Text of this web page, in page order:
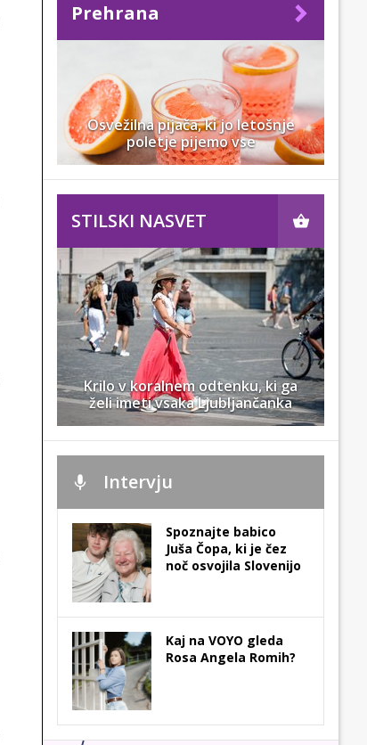
Prehrana
Osvežilna pijača, ki jo letošnje
poletje pijemo vse
STILSKI NASVET
Krilo v koralnem odtenku, ki ga
želi imeti vsaka Ljubljančanka
Intervju
Spoznajte babico
Juša Čopa, ki je čez
noč osvojila Slovenijo
Kaj na VOYO gleda
Rosa Angela Romih?